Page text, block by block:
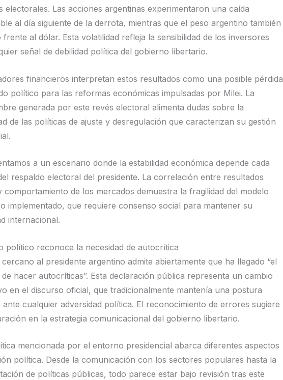
electorales. Las acciones argentinas experimentaron una caída
al día siguiente de la derrota, mientras que el peso argentino también
frente al dólar. Esta volatilidad refleja la sensibilidad de los inversores
señal de debilidad política del gobierno libertario.
financieros interpretan estos resultados como una posible pérdida
político para las reformas económicas impulsadas por Milei. La
generada por este revés electoral alimenta dudas sobre la
de las políticas de ajuste y desregulación que caracterizan su gestión
a un escenario donde la estabilidad económica depende cada
respaldo electoral del presidente. La correlación entre resultados
comportamiento de los mercados demuestra la fragilidad del modelo
implementado, que requiere consenso social para mantener su
internacional.
político reconoce la necesidad de autocrítica
al presidente argentino admite abiertamente que ha llegado “el
hacer autocríticas”. Esta declaración pública representa un cambio
en el discurso oficial, que tradicionalmente mantenía una postura
cualquier adversidad política. El reconocimiento de errores sugiere
en la estrategia comunicacional del gobierno libertario.
mencionada por el entorno presidencial abarca diferentes aspectos
política. Desde la comunicación con los sectores populares hasta la
de políticas públicas, todo parece estar bajo revisión tras este